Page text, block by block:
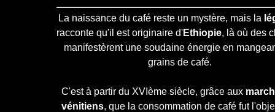
La naissance du café reste un mystère, mais la
racconte qu'il est originaire d'Ethiopie, là où des
manifestèrent une soudaine énergie en
grains de café.
C'est à partir du XVIème siècle, grâce aux
vénitiens, que la consommation de café fut